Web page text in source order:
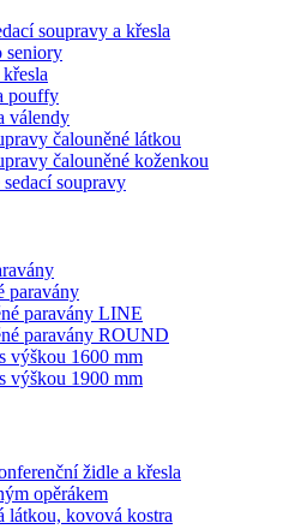
soupravy a křesla
seniory
pouffy
válendy
čalouněné látkou
čalouněné koženkou
soupravy
paravány
paravány LINE
paravány ROUND
výškou 1600 mm
výškou 1900 mm
židle a křesla
opěrákem
látkou, kovová kostra